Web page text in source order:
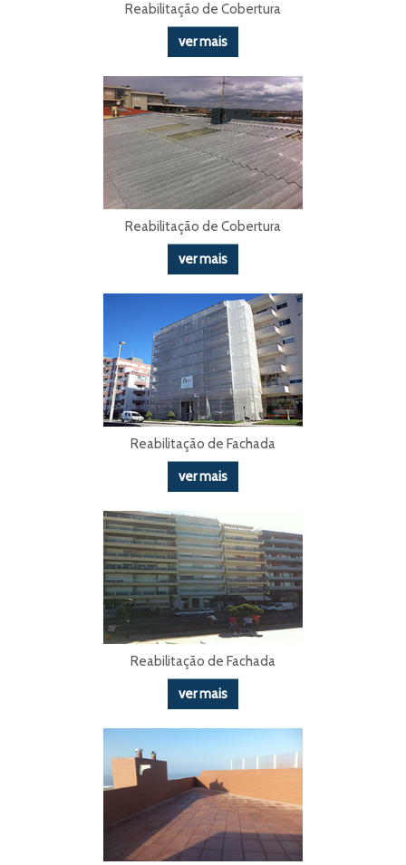
Reabilitação de Cobertura
ver mais
Reabilitação de Cobertura
ver mais
Reabilitação de Fachada
ver mais
Reabilitação de Fachada
ver mais